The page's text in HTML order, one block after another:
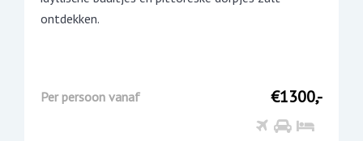
ontdekken.
Per persoon vanaf €1300,-